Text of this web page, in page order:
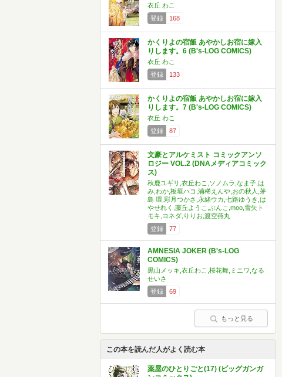
衣丘 わこ
登録
168
かくりよの宿飯 あやかしお宿に嫁入
りします。6 (B's-LOG COMICS)
衣丘 わこ
登録
133
かくりよの宿飯 あやかしお宿に嫁入
りします。7 (B's-LOG COMICS)
衣丘 わこ
登録
87
文豪とアルケミスト コミックアンソ
ロジー VOL.2 (DNAメディアコミック
ス)
秋鹿ユギリ,衣丘わこ,ソノムラ,なま子,は
み,わか,板垣ハコ,浦稀えんや,おの秋人,茅
島 環,彩月つかさ,永緒ウカ,七路ゆうき,は
やせれく,藤丘ようこ,ぶんこ,moo,雪矢ト
モキ,ヨネダ,りりお,渡空燕丸
登録
77
AMNESIA JOKER (B's-LOG
COMICS)
黒山メッキ,衣丘わこ,桜花舞,ミニワ,なる
せいさ
登録
69
もっと見る
この本を読んだ人がよく読む本
薬屋のひとりごと(17) (ビッグガンガ